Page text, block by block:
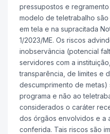
pressupostos e
modelo de teletrabalho
em tela e na supracitada
1/2023/ME. Os riscos
inobservância (potencial
servidores com a
transparência, de limites e
descumprimento de
programa e não ao
considerados o caráter
dos órgãos envolvidos e a
conferida. Tais riscos são